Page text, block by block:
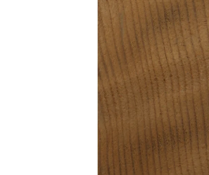
TÆT
GÅ TIL KURV